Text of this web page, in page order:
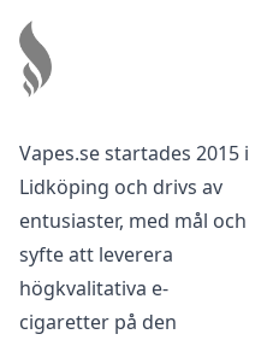
Vapes.se startades 2015 i
Lidköping och drivs av
entusiaster, med mål och
syfte att leverera
högkvalitativa e-
cigaretter på den